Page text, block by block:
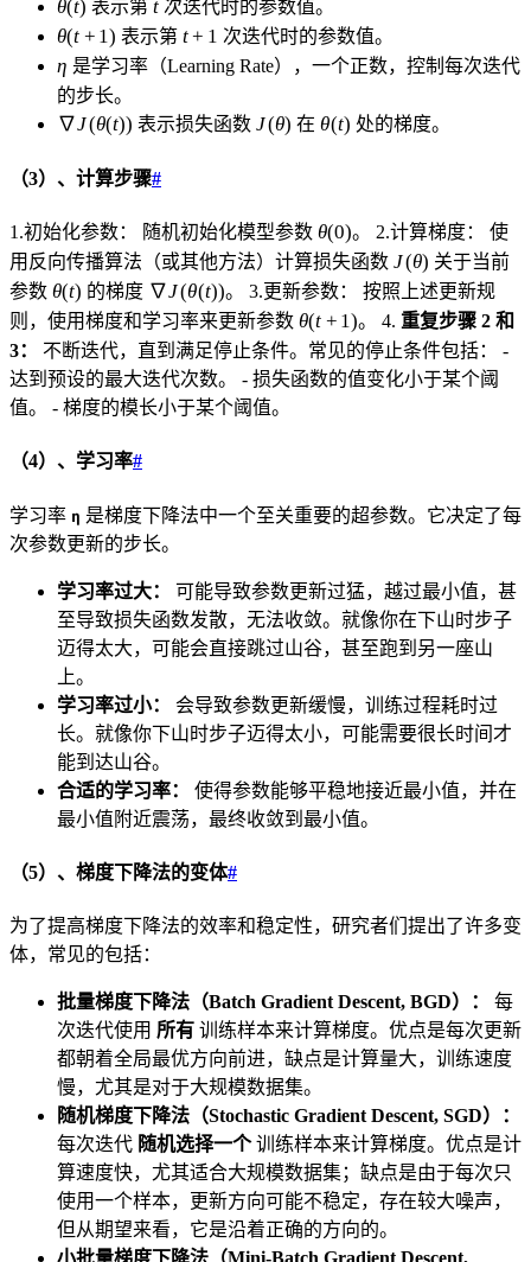
J(\theta(t))
θ(t) 表示第t 次迭代时的参数值。
\theta(t+1)
θ(t + 1) 表示第 t+1
t+ 1 次迭代时的参数值。
\eta
η 是学习率（Learning Rate），一个正数，控制每次迭代
的步长。
\nabla
∇J(θ(t)) 表示损失函数 J(\theta)
J(θ) 在\theta(t)
θ(t) 处的梯度。
（3）、计算步骤#
1.初始化参数： 随机初始化模型参数 \theta(0)
θ(0)。 2.计算梯度： 使
用反向传播算法（或其他方法）计算损失函数 J(\theta)
J(θ) 关于当前
参数 \theta(t)
θ(t) 的梯度 \nabla
J(\theta(t))
∇J(θ(t))。 3.更新参数： 按照上述更新规
则，使用梯度和学习率来更新参数 \theta(t+1)
θ(t + 1)。 4. 重复步骤 2 和
3：
不断迭代，直到满足停止条件。常见的停止条件包括： -
达到预设的最大迭代次数。 - 损失函数的值变化小于某个阈
值。 - 梯度的模长小于某个阈值。
（4）、学习率#
学习率 η 是梯度下降法中一个至关重要的超参数。它决定了每
次参数更新的步长。
学习率过大：
可能导致参数更新过猛，越过最小值，甚
至导致损失函数发散，无法收敛。就像你在下山时步子
迈得太大，可能会直接跳过山谷，甚至跑到另一座山
上。
学习率过小：
会导致参数更新缓慢，训练过程耗时过
长。就像你下山时步子迈得太小，可能需要很长时间才
能到达山谷。
合适的学习率：
使得参数能够平稳地接近最小值，并在
最小值附近震荡，最终收敛到最小值。
（5）、梯度下降法的变体#
为了提高梯度下降法的效率和稳定性，研究者们提出了许多变
体，常见的包括：
批量梯度下降法（Batch Gradient Descent, BGD）：
每
次迭代使用 所有 训练样本来计算梯度。优点是每次更新
都朝着全局最优方向前进，缺点是计算量大，训练速度
慢，尤其是对于大规模数据集。
随机梯度下降法（Stochastic Gradient Descent, SGD）：
每次迭代 随机选择一个训练样本来计算梯度。优点是计
算速度快，尤其适合大规模数据集；缺点是由于每次只
使用一个样本，更新方向可能不稳定，存在较大噪声，
但从期望来看，它是沿着正确的方向的。